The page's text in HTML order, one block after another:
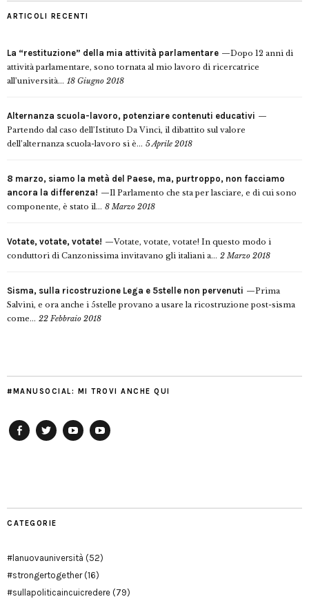
ARTICOLI RECENTI
La “restituzione” della mia attività parlamentare
Dopo 12 anni di
attività parlamentare, sono tornata al mio lavoro di ricercatrice
all’università... 18 Giugno 2018
Alternanza scuola-lavoro, potenziare contenuti educativi
Partendo dal caso dell’Istituto Da Vinci, il dibattito sul valore
dell’alternanza scuola-lavoro si è... 5 Aprile 2018
8 marzo, siamo la metà del Paese, ma, purtroppo, non facciamo
ancora la differenza!
Il Parlamento che sta per lasciare, e di cui sono
componente, è stato il... 8 Marzo 2018
Votate, votate, votate!
Votate, votate, votate! In questo modo i
conduttori di Canzonissima invitavano gli italiani a... 2 Marzo 2018
Sisma, sulla ricostruzione Lega e 5stelle non pervenuti
Prima
Salvini, e ora anche i 5stelle provano a usare la ricostruzione post-sisma
come... 22 Febbraio 2018
#MANUSOCIAL: MI TROVI ANCHE QUI
CATEGORIE
#lanuovauniversità (52)
#strongertogether(16)
#sullapoliticaincuicredere (79)